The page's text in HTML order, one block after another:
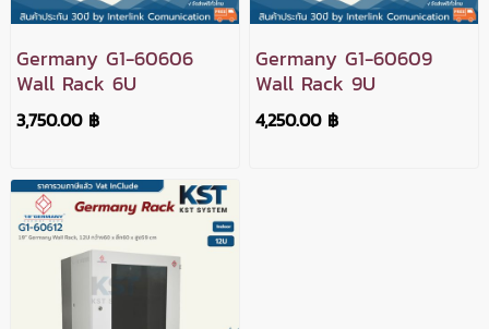
Germany G1-60606
Wall Rack 6U
3,750.00 ฿
Germany G1-60609
Wall Rack 9U
4,250.00 ฿